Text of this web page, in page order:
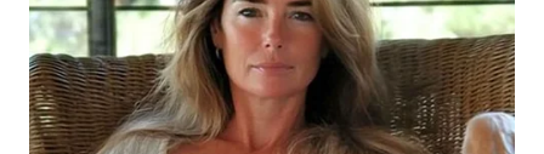
CO ID
WAHANANEWS
NET